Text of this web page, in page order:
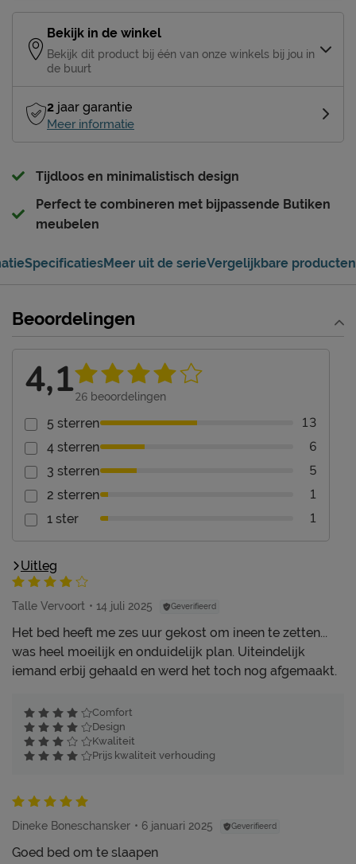
Bekijk in de winkel
Bekijk dit product bij één van onze winkels bij jou in
de buurt
2 jaar garantie
Meer informatie
Tijdloos en minimalistisch design
Perfect te combineren met bijpassende Butiken
meubelen
SpecificatiesMeer uit de serieVergelijkbare producten
Beoordelingen
4,126 beoordelingen
5 sterren 13
4 sterren 6
3 sterren 5
2 sterren 1
1 ster 1
Uitleg
Talle Vervoort 14 juli 2025 Geverifieerd
Het bed heeft me zes uur gekost om ineen te zetten...
was heel moeilijk en onduidelijk plan. Uiteindelijk
iemand erbij gehaald en werd het toch nog afgemaakt.
Comfort
Design
Kwaliteit
Prijs kwaliteit verhouding
Dineke Boneschansker 6 januari 2025 Geverifieerd
Goed bed om te slaapen